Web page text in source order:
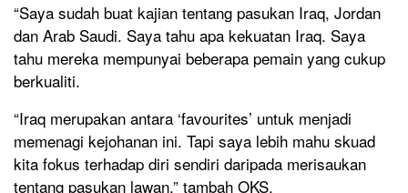
“Saya sudah buat kajian tentang pasukan Iraq, Jordan
dan Arab Saudi. Saya tahu apa kekuatan Iraq. Saya
tahu mereka mempunyai beberapa pemain yang cukup
berkualiti.
“Iraq merupakan antara ‘favourites’ untuk menjadi
memenagi kejohanan ini. Tapi saya lebih mahu skuad
kita fokus terhadap diri sendiri daripada merisaukan
tentang pasukan lawan,” tambah OKS.